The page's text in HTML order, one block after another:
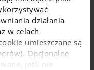
działania
w celach
umieszczane są
Opcjonalne
jeśli nie
wyłącznie do